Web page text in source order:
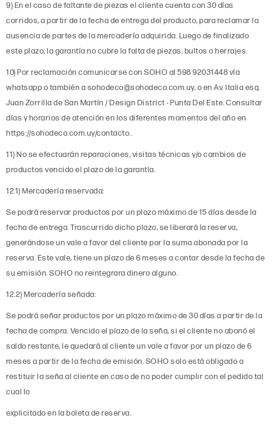
9) En el caso de faltante de piezas el cliente cuenta con 30 días
corridos, a partir de la fecha de entrega del producto, para reclamar la
ausencia de partes de la mercadería adquirida. Luego de finalizado
este plazo, la garantía no cubre la falta de piezas, bultos o herrajes.
10) Por reclamación comunicarse con SOHO al 598 92031448 vía
whatsapp o también a sohodeco@sohodeco.com.uy, o en Av. Italia esq.
Juan Zorrilla de San Martín / Design District - Punta Del Este. Consultar
días y horarios de atención en los diferentes momentos del año en
https://sohodeco.com.uy/contacto..
11) No se efectuarán reparaciones, visitas técnicas y/o cambios de
productos vencido el plazo de la garantía.
12.1) Mercadería reservada:
Se podrá reservar productos por un plazo máximo de 15 días desde la
fecha de entrega. Trascurrido dicho plazo, se liberará la reserva,
generándose un vale a favor del cliente por la suma abonada por la
reserva. Este vale, tiene un plazo de 6 meses a contar desde la fecha de
su emisión. SOHO no reintegrara dinero alguno.
12.2) Mercadería señada:
Se podrá señar productos por un plazo máximo de 30 días a partir de la
fecha de compra. Vencido el plazo de la seña, si el cliente no abonó el
saldo restante, le quedará al cliente un vale a favor por un plazo de 6
meses a partir de la fecha de emisión. SOHO solo está obligado a
restituir la seña al cliente en caso de no poder cumplir con el pedido tal
cual lo
explicitado en la boleta de reserva.